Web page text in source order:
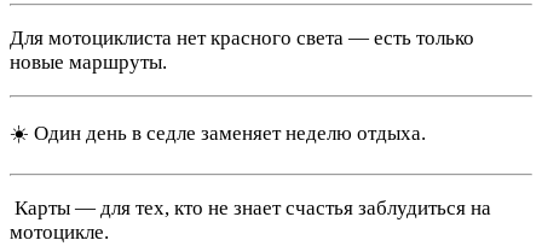
Для мотоциклиста нет красного света — есть только
новые маршруты.
☀️ Один день в седле заменяет неделю отдыха.
️ Карты — для тех, кто не знает счастья заблудиться на
мотоцикле.